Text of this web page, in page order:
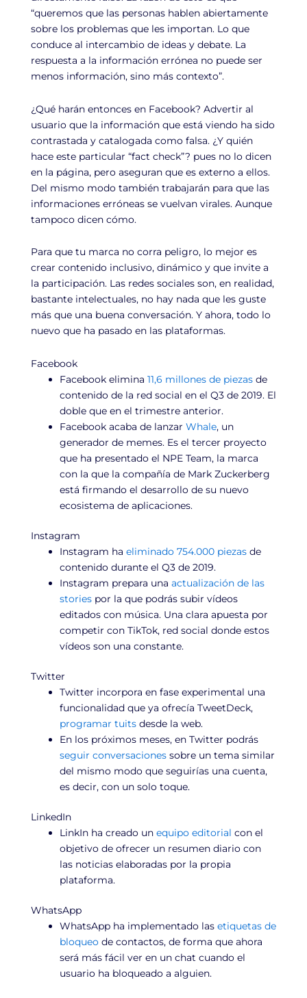
“queremos que las personas hablen abiertamente
sobre los problemas que les importan. Lo que
conduce al intercambio de ideas y debate. La
respuesta a la información errónea no puede ser
menos información, sino más contexto”.
¿Qué harán entonces en Facebook? Advertir al
usuario que la información que está viendo ha sido
contrastada y catalogada como falsa. ¿Y quién
hace este particular “fact check”? pues no lo dicen
en la página, pero aseguran que es externo a ellos.
Del mismo modo también trabajarán para que las
informaciones erróneas se vuelvan virales. Aunque
tampoco dicen cómo.
Para que tu marca no corra peligro, lo mejor es
crear contenido inclusivo, dinámico y que invite a
la participación. Las redes sociales son, en realidad,
bastante intelectuales, no hay nada que les guste
más que una buena conversación. Y ahora, todo lo
nuevo que ha pasado en las plataformas.
Facebook
Facebook elimina 11,6 millones de piezasde
contenido de la red social en el Q3 de 2019. El
doble que en el trimestre anterior.
Facebook acaba de lanzar Whale, un
generador de memes. Es el tercer proyecto
que ha presentado el NPE Team, la marca
con la que la compañía de Mark Zuckerberg
está firmando el desarrollo de su nuevo
ecosistema de aplicaciones.
Instagram
Instagram ha eliminado 754.000 piezasde
contenido durante el Q3 de 2019.
Instagram prepara una actualización de las
storiespor la que podrás subir vídeos
editados con música. Una clara apuesta por
competir con TikTok, red social donde estos
vídeos son una constante.
Twitter
Twitter incorpora en fase experimental una
funcionalidad que ya ofrecía TweetDeck,
programar tuitsdesde la web.
En los próximos meses, en Twitter podrás
seguir conversacionessobre un tema similar
del mismo modo que seguirías una cuenta,
es decir, con un solo toque.
LinkedIn
LinkIn ha creado un equipo editorial con el
objetivo de ofrecer un resumen diario con
las noticias elaboradas por la propia
plataforma.
WhatsApp
WhatsApp ha implementado las etiquetas de
bloqueode contactos, de forma que ahora
será más fácil ver en un chat cuando el
usuario ha bloqueado a alguien.